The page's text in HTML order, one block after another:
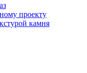
проекту
камня